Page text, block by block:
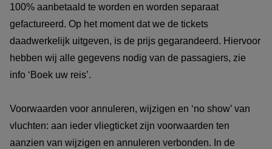
100% aanbetaald te worden en worden separaat
gefactureerd. Op het moment dat we de tickets
daadwerkelijk uitgeven, is de prijs gegarandeerd. Hiervoor
hebben wij alle gegevens nodig van de passagiers, zie
info ‘Boek uw reis’.
Voorwaarden voor annuleren, wijzigen en ‘no show’ van
vluchten: aan ieder vliegticket zijn voorwaarden ten
aanzien van wijzigen en annuleren verbonden. In de